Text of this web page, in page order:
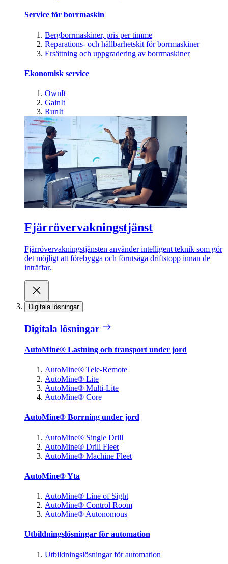
Service för borrmaskin
Bergborrmaskiner, pris per timme
Reparations- och hållbarhetskit för borrmaskiner
Ersättning och uppgradering av borrmaskiner
Ekonomisk service
OwnIt
GainIt
RunIt
Fjärrövervakningstjänst
Fjärrövervakningstjänsten använder intelligent teknik som gör
det möjligt att förebygga och förutsäga driftstopp innan de
inträffar.
Digitala lösningar
Digitala lösningar
AutoMine® Lastning och transport under jord
AutoMine® Tele-Remote
AutoMine® Lite
AutoMine® Multi-Lite
AutoMine® Core
AutoMine® Borrning under jord
AutoMine® Single Drill
AutoMine® Drill Fleet
AutoMine® Machine Fleet
AutoMine® Yta
AutoMine® Line of Sight
AutoMine® Control Room
AutoMine® Autonomous
Utbildningslösningar för automation
Utbildningslösningar för automation